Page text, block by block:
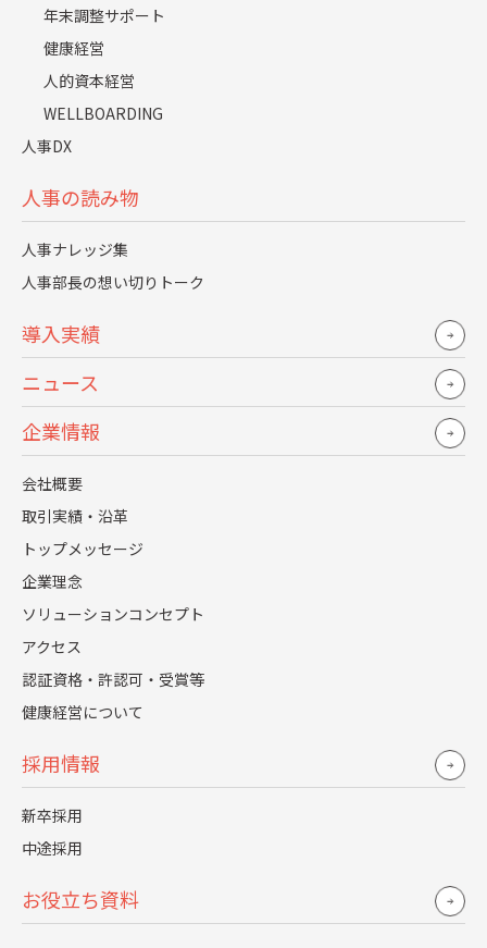
年末調整サポート
健康経営
人的資本経営
WELLBOARDING
人事DX
人事の読み物
人事ナレッジ集
人事部長の想い切りトーク
導入実績
ニュース
企業情報
会社概要
取引実績・沿革
トップメッセージ
企業理念
ソリューションコンセプト
アクセス
認証資格・許認可・受賞等
健康経営について
採用情報
新卒採用
中途採用
お役立ち資料
再構築が順調に進んでいるのかということです。そのため
には、明確になったCWSの人物像から必要なスキル要件を
具体化し、候補者の現状とのギャップを把握できるように
する必要があります。そして、このスキルの可視化と管理
の基盤として、私たちはSmartHRを活用していく方針で
す。
スキルマスタとは、業務領域を項目化し、それぞれのレベ
ルを定義したものです。例えば人事領域において、企画、
運用、システムといった領域ごとに、習熟度を測定できる
基準を設けています。
次に、育成候補となる方を具体的に検討していきます。自
己申告でアカウントマネージャーを志向したいという方も
いれば、上司側から見て適性がありそうということで名前
い、ということはなく、付け外しは柔軟にできる前提で
の中だけにあった情報がSmartHRのプラットフォームで展
開され 、採用と労務の両方の経験がある社員、お客様先に
常駐して人事責任者との接点が多い社員、新規事業開発に
関わった経験がある社員といった情報をデータ化すること